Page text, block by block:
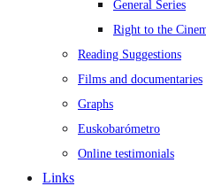
General Series
Right to the
Reading Suggestions
Films and documentaries
Graphs
Euskobarómetro
Online testimonials
Links